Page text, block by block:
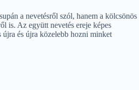
a nevetésről szól, hanem a kölcsönös
is. Az együtt nevetés ereje képes
újra és újra közelebb hozni minket